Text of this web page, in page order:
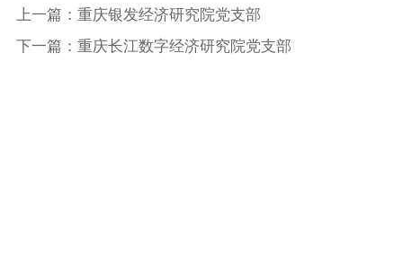
上一篇：重庆银发经济研究院党支部
下一篇：重庆长江数字经济研究院党支部